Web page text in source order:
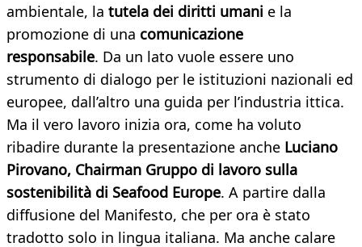
ambientale, la tutela dei diritti umani e la
promozione di una comunicazione
responsabile. Da un lato vuole essere uno
strumento di dialogo per le istituzioni nazionali ed
europee, dall’altro una guida per l’industria ittica.
Ma il vero lavoro inizia ora, come ha voluto
ribadire durante la presentazione anche Luciano
Pirovano, Chairman Gruppo di lavoro sulla
sostenibilità di Seafood Europe. A partire dalla
diffusione del Manifesto, che per ora è stato
tradotto solo in lingua italiana. Ma anche calare